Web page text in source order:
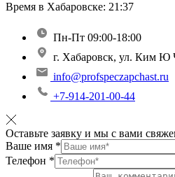
Время в Хабаровске: 21:37
Пн-Пт 09:00-18:00
г. Хабаровск, ул. Ким Ю
info@profspeczapchast.ru
+7-914-201-00-44
Оставьте заявку и мы с вами
Ваше имя *
Телефон *